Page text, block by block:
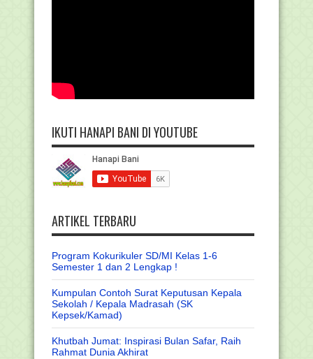
IKUTI HANAPI BANI DI YOUTUBE
ARTIKEL TERBARU
Program Kokurikuler SD/MI Kelas 1-6
Semester 1 dan 2 Lengkap !
Kumpulan Contoh Surat Keputusan Kepala
Sekolah / Kepala Madrasah (SK
Kepsek/Kamad)
Khutbah Jumat: Inspirasi Bulan Safar, Raih
Rahmat Dunia Akhirat